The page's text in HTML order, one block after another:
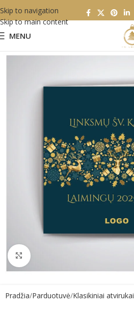
Skip to navigation
Skip to main content
MENU
Click to enlarge
Pradžia Parduotuvė Klasikiniai atvirukai